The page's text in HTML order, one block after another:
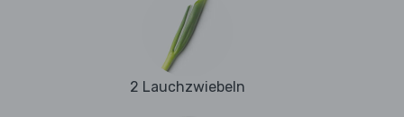
2 Lauchzwiebeln